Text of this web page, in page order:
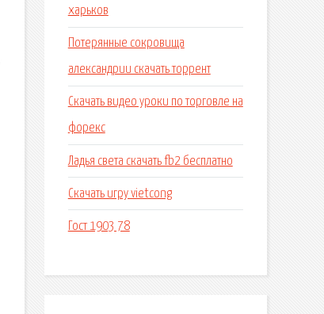
харьков
Потерянные сокровища
александрии скачать торрент
Скачать видео уроки по торговле на
форекс
Ладья света скачать fb2 бесплатно
Скачать игру vietcong
Гост 1903 78